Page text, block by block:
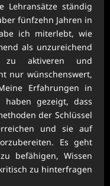
Lehransätze ständig
fünfzehn Jahren in
ich miterlebt, wie
als unzureichend
aktiveren und
nur wünschenswert,
Erfahrungen in
haben gezeigt, dass
der Schlüssel
und sie auf
Es geht
befähigen, Wissen
zu hinterfragen